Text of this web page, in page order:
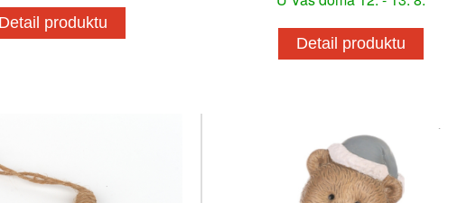
produktu
Detail produktu